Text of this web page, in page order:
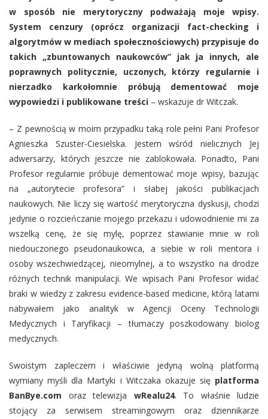
w sposób nie merytoryczny podważają moje wpisy.
System cenzury (oprócz organizacji fact-checking i
algorytmów w mediach społecznościowych) przypisuje do
takich „zbuntowanych naukowców” jak ja innych, ale
poprawnych politycznie, uczonych, którzy regularnie i
nierzadko karkołomnie próbują dementować moje
wypowiedzi i publikowane treści – wskazuje dr Witczak.
– Z pewnością w moim przypadku taką role pełni Pani Profesor
Agnieszka Szuster-Ciesielska. Jestem wśród nielicznych Jej
adwersarzy, których jeszcze nie zablokowała. Ponadto, Pani
Profesor regularnie próbuje dementować moje wpisy, bazując
na „autorytecie profesora” i słabej jakości publikacjach
naukowych. Nie liczy się wartość merytoryczna dyskusji, chodzi
jedynie o rozcieńczanie mojego przekazu i udowodnienie mi za
wszelką cenę, że się mylę, poprzez stawianie mnie w roli
niedouczonego pseudonaukowca, a siebie w roli mentora i
osoby wszechwiedzącej, nieomylnej, a to wszystko na drodze
różnych technik manipulacji. We wpisach Pani Profesor widać
braki w wiedzy z zakresu evidence-based medicine, którą latami
nabywałem jako analityk w Agencji Oceny Technologii
Medycznych i Taryfikacji – tłumaczy poszkodowany biolog
medycznych.
Swoistym zapleczem i właściwie jedyną wolną platformą
wymiany myśli dla Martyki i Witczaka okazuje się platforma
BanBye.com oraz telewizja wRealu24. To właśnie ludzie
stojący za serwisem streamingowym oraz dziennikarze